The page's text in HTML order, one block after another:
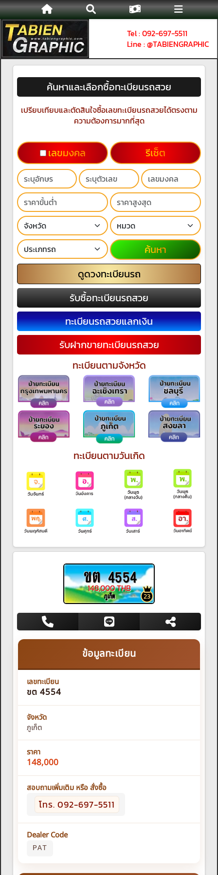
Tel : 092-697-5511
Line : @TABIENGRAPHIC
ค้นหาและเลือกซื้อทะเบียนรถสวย
เปรียบเทียบและตัดสินใจซื้อเลขทะเบียนรถสวยได้ตรงตาม
ความต้องการมากที่สุด
เลขมงคล รีเช็ต
ค้นหา
ดูดวงทะเบียนรถ
รับซื้อทะเบียนรถสวย
ทะเบียนรถสวยแลกเงิน
รับฝากขายทะเบียนรถสวย
ทะเบียนตามจังหวัด
ทะเบียนตามวันเกิด
ขต 4554
23
148,000 THB
ภูเก็ต
ข้อมูลทะเบียน
เลขทะเบียน
ขต 4554
จังหวัด
ภูเก็ต
ราคา
148,000
สอบถามเพิ่มเติม หรือ สั่งซื้อ
โทร. 092-697-5511
Dealer Code
PAT